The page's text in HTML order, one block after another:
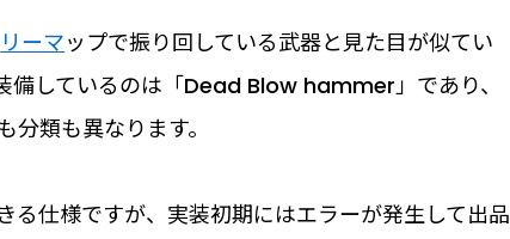
リーマップで振り回している武器と見た目が似てい
備しているのは「Dead Blow hammer」であり、
類も異なります。
る仕様ですが、実装初期にはエラーが発生して出品